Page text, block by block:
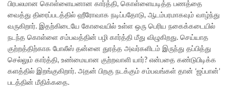
பிரபலமான கொள்ளையனான கார்த்தி, கொள்ளையடித்த பணத்தை
வைத்து திரைப்படத்தில் ஹீரோவாக நடிப்பதோடு, ஆடம்பரமாகவும் வாழ்ந்து
வருகிறார். இதற்கிடையே கோவையில் உள்ள ஒரு பெரிய நகைக்கடையில்
நடந்த கொள்ளை சம்பவத்தின் பழி கார்த்தி மீது விழுகிறது. செய்யாத
குற்றத்திற்காக போலீஸ் தன்னை துரத்த அவர்களிடம் இருந்து தப்பித்து
செல்லும் கார்த்தி, உண்மையான குற்றவாளி யார்? என்பதை கண்டுபிடிக்க
களத்தில் இறங்குகிறார். அதன் பிறகு நடக்கும் சம்பவங்கள் தான் ‘ஜப்பான்’
படத்தின் மீதிக்கதை.